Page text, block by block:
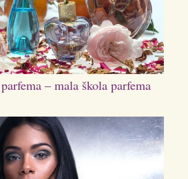
– mala škola parfema